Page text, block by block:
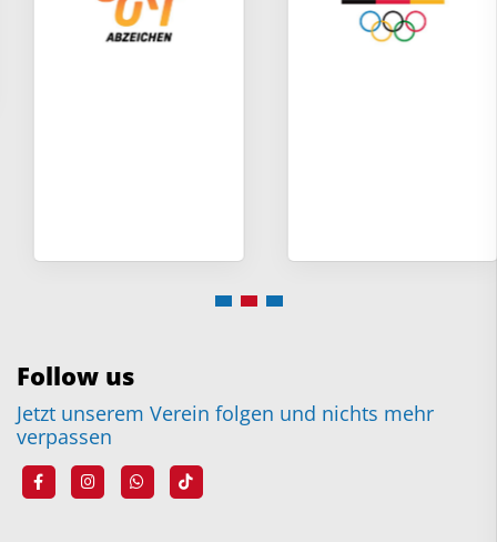
Follow us
Jetzt unserem Verein folgen und nichts mehr
verpassen